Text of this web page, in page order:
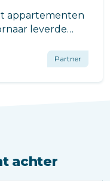
appartementen
leverde
voor een
ruimte in
Partner
achter